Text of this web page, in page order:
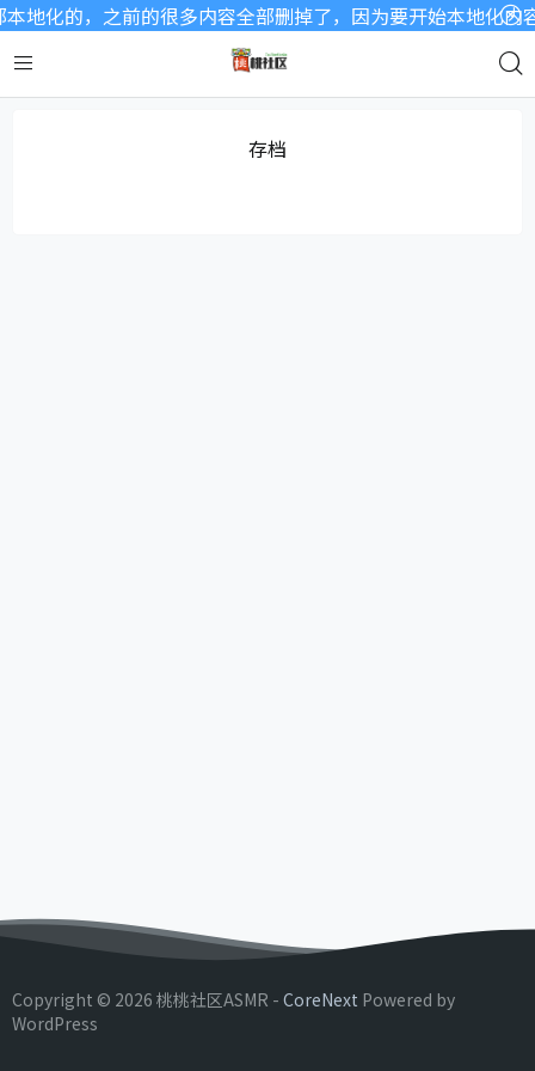
地化的，之前的很多内容全部删掉了，因为要开始本地化
存档
Copyright © 2026 桃桃社区ASMR - CoreNext Powered by
WordPress